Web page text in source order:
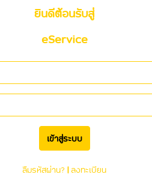
ยินดีต้อนรับสู่
eService
เข้าสู่ระบบ
ลืมรหัสผ่าน? |ลงทะเบียน